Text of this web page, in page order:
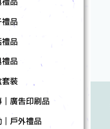
禮品
禮品
禮品
套裝
｜廣告印刷品
｜戶外禮品